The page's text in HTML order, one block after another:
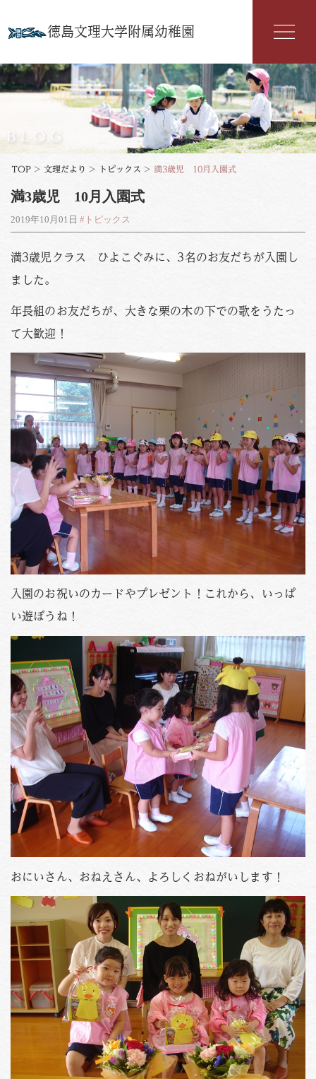
徳島文理大学附属幼稚園
幼稚園紹介
入園案内
年間行事
よくある質問
お知らせ
アクセス
お問い合わせはこちら
Tel.088-653-4941
月〜金 / 9:00-18:00
土 / 9:00-12:00
BLOG
TOP > 文理だより > トピックス > 満3歳児 10月入園式
満3歳児 10月入園式
2019年10月01日 #トピックス
満3歳児クラス ひよこぐみに、3名のお友だちが入園し
ました。
年長組のお友だちが、大きな栗の木の下での歌をうたっ
て大歓迎！
入園のお祝いのカードやプレゼント！これから、いっぱ
い遊ぼうね！
おにいさん、おねえさん、よろしくおねがいします！